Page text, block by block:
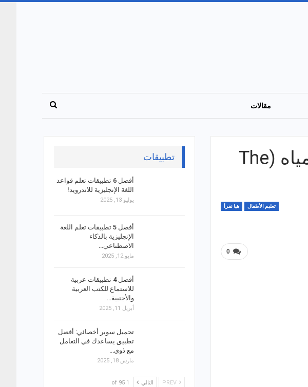
مقالات
هيا نقرأ: معلومات وحقائق علمية عن دورة المياه (The
تعليم الأطفال هيا نقرأ
0
تطبيقات
أفضل 6 تطبيقات تعلم قواعد
اللغة الإنجليزية للاندرويد!
يوليو 13, 2025
أفضل 5 تطبيقات تعلم اللغة
الإنجليزية بالذكاء
الاصطناعي…
مايو 12, 2025
أفضل 4 تطبيقات عربية
للاستماع للكتب العربية
والأجنبية…
أبريل 11, 2025
تحميل سوبر أخصائي: أفضل
تطبيق يساعدك في التعامل
مع ذوي…
مارس 18, 2025
التالي 1 of 95